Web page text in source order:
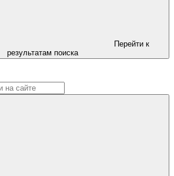
Перейти к
результатам поиска